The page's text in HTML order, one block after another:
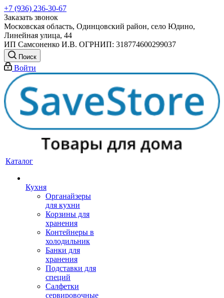
+7 (936) 236-30-67
Заказать звонок
Московская область, Одинцовский район, село Юдино,
Линейная улица, 44
ИП Самсоненко И.В. ОГРНИП: 318774600299037
Поиск
Войти
Каталог
Кухня
Органайзеры
для кухни
Корзины для
хранения
Контейнеры в
холодильник
Банки для
хранения
Подставки для
специй
Салфетки
сервировочные